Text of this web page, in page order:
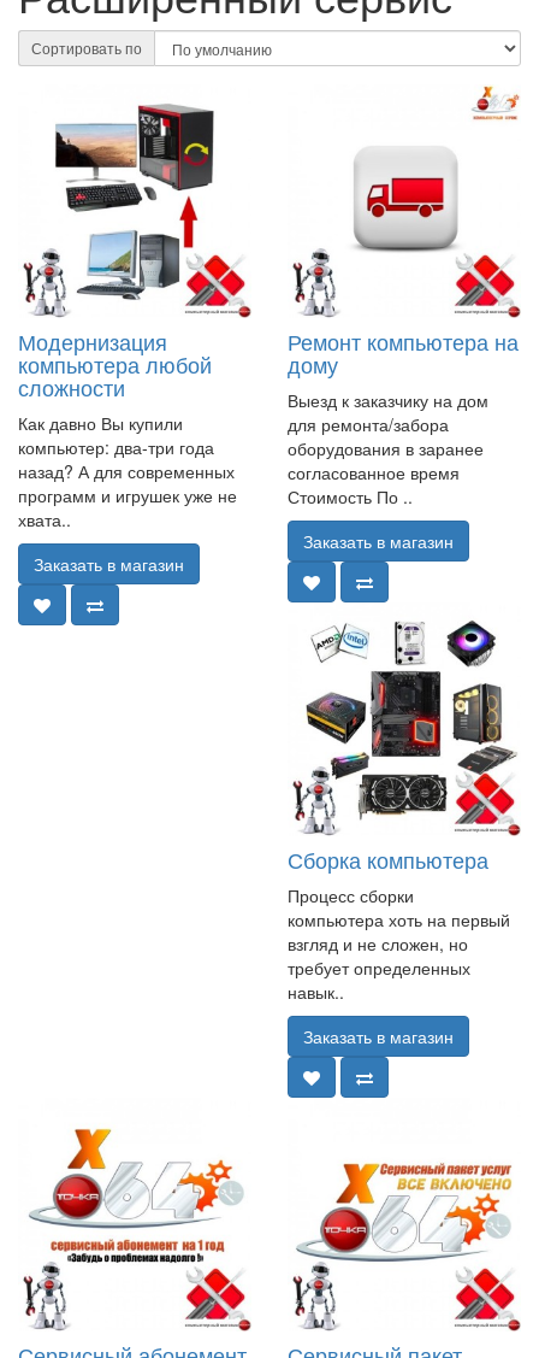
Сортировать по
Модернизация
компьютера любой
сложности
Как давно Вы купили
компьютер: два-три года
назад? А для современных
программ и игрушек уже не
хвата..
Заказать в магазин
Ремонт компьютера на
дому
Выезд к заказчику на дом
для ремонта/забора
оборудования в заранее
согласованное время
Стоимость По ..
Заказать в магазин
Сборка компьютера
Процесс сборки
компьютера хоть на первый
взгляд и не сложен, но
требует определенных
навык..
Заказать в магазин